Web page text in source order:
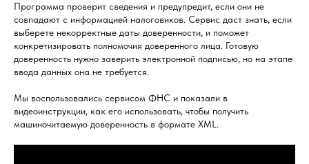
Программа проверит сведения и предупредит, если они не
совпадают с информацией налоговиков. Сервис даст знать, если
выберете некорректные даты доверенности, и поможет
конкретизировать полномочия доверенного лица. Готовую
доверенность нужно заверить электронной подписью, но на этапе
ввода данных она не требуется.
Мы воспользовались сервисом ФНС и показали в
видеоинструкции, как его использовать, чтобы получить
машиночитаемую доверенность в формате XML.